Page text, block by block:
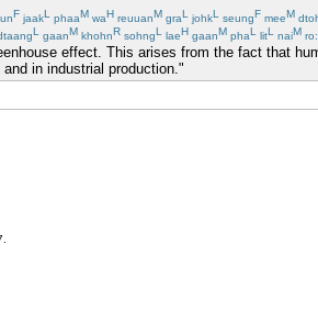
F jaakL phaaM waH reuuanM graL johkL seungF meeM
L gaanM khohnR sohngL laeH gaanM phaL litL naiM
effect. This arises from the fact that
in industrial production."